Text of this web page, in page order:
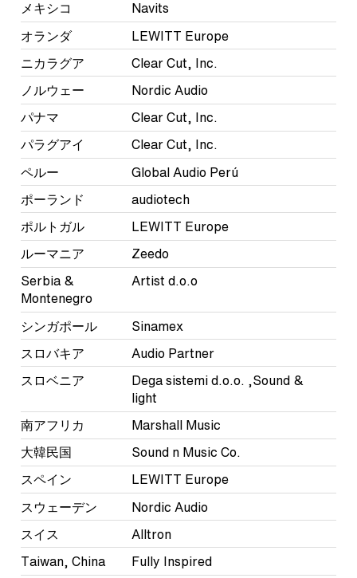
メキシコ
Navits
オランダ
LEWITT Europe
ニカラグア
Clear Cut, Inc.
ノルウェー
Nordic Audio
パナマ
Clear Cut, Inc.
パラグアイ
Clear Cut, Inc.
ペルー
Global Audio Perú
ポーランド
audiotech
ポルトガル
LEWITT Europe
ルーマニア
Zeedo
Serbia &
Montenegro
Artist d.o.o
シンガポール
Sinamex
スロバキア
Audio Partner
スロベニア
Dega sistemi d.o.o. ,Sound &
light
南アフリカ
Marshall Music
大韓民国
Sound n Music Co.
スペイン
LEWITT Europe
スウェーデン
Nordic Audio
スイス
Alltron
Taiwan, China
Fully Inspired